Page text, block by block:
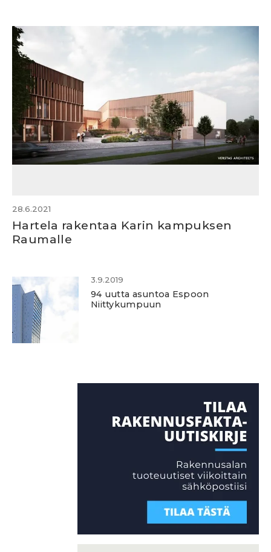
28.6.2021
Hartela rakentaa Karin kampuksen
Raumalle
3.9.2019
94 uutta asuntoa Espoon
Niittykumpuun